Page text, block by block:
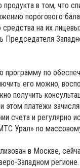
в том, что
порогового
на их
Председателя
программу по
его можно,
получить
этом платежи
счета и регулярно
Урал» по
в Москве,
Западном